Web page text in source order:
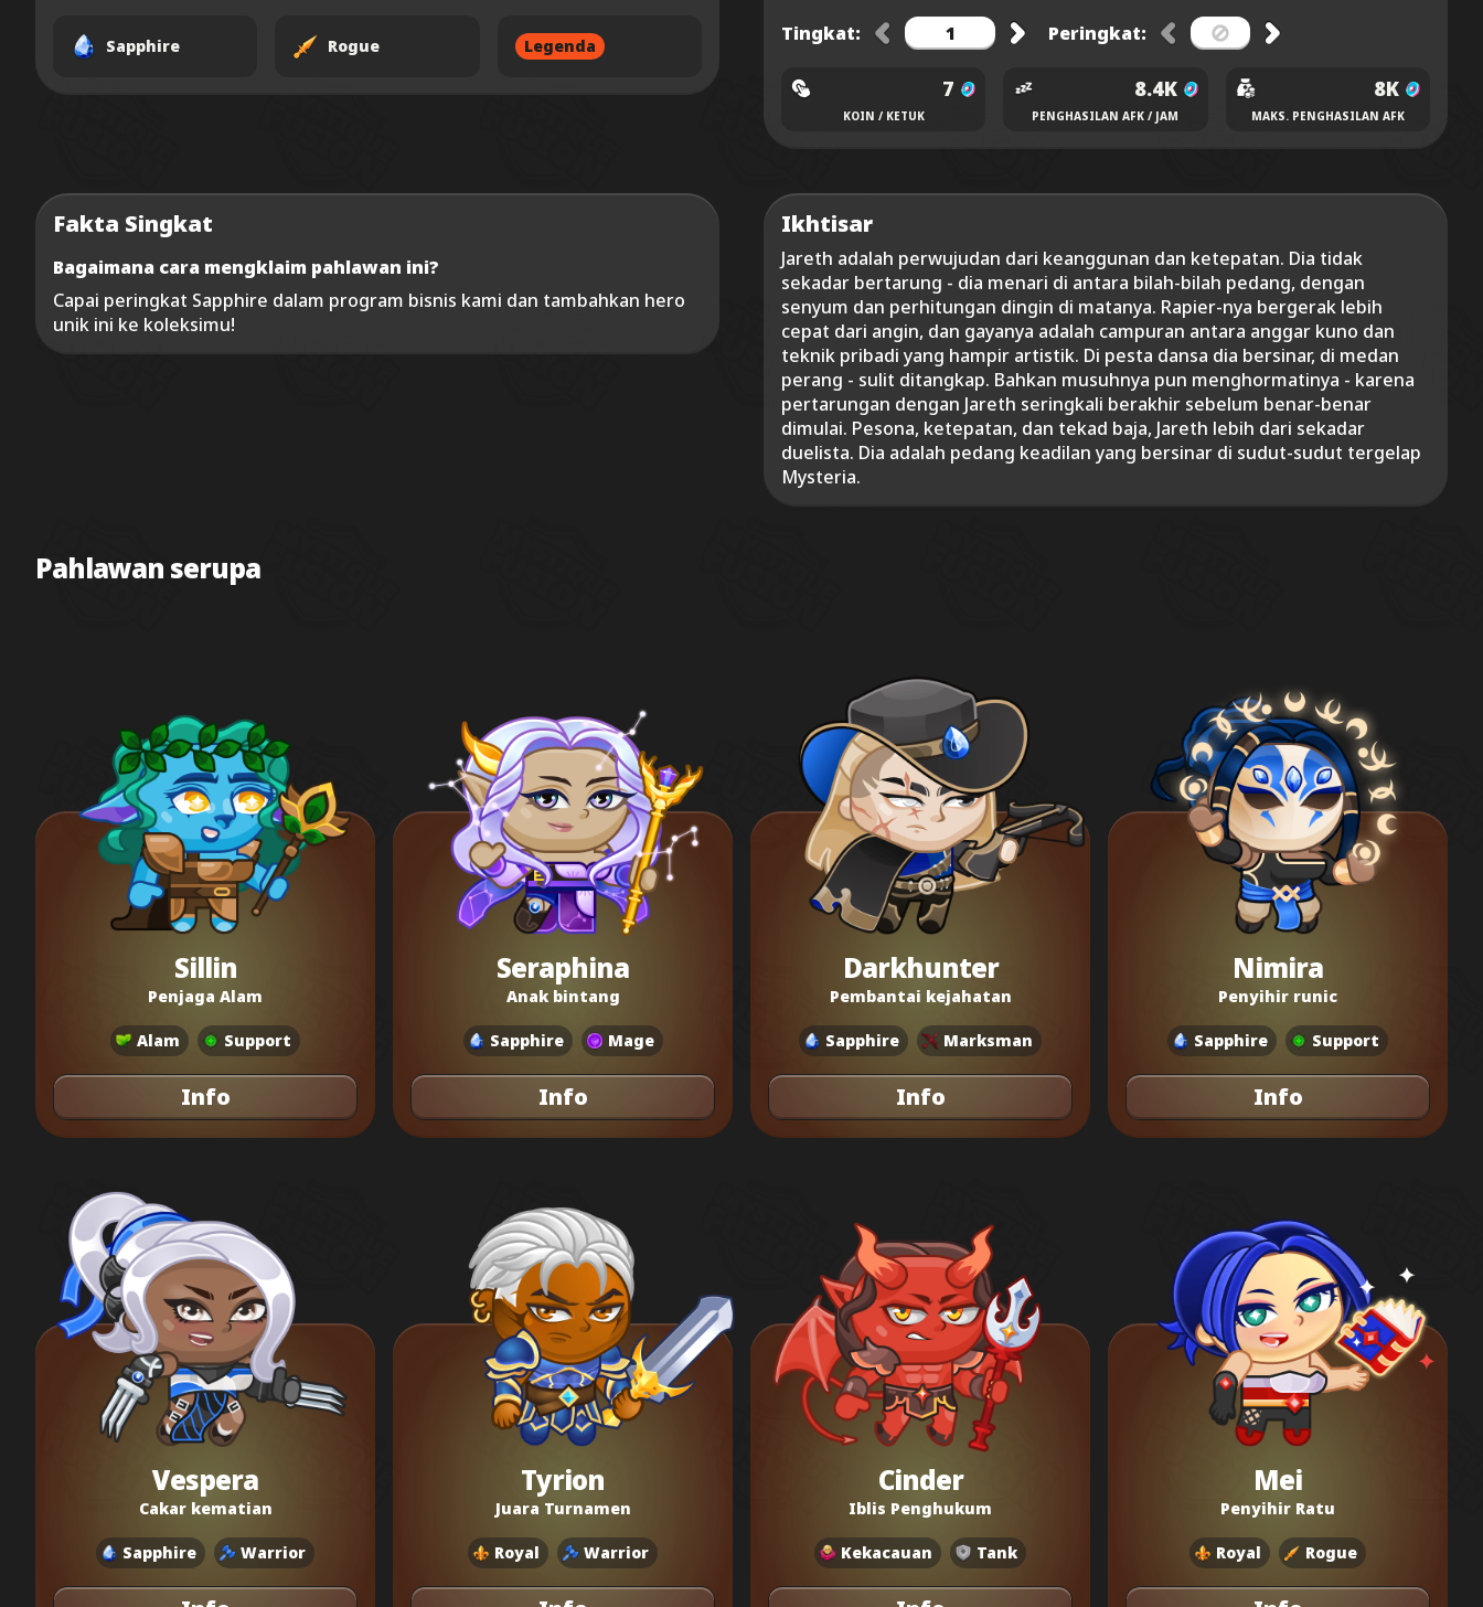
Sapphire Rogue Legenda
Tingkat: Peringkat:
7
KOIN / KETUK
8.4K
PENGHASILAN AFK / JAM
8K
MAKS. PENGHASILAN AFK
Fakta Singkat
Bagaimana cara mengklaim pahlawan ini?
Capai peringkat Sapphire dalam program bisnis kami dan tambahkan hero
unik ini ke koleksimu!
Ikhtisar
Jareth adalah perwujudan dari keanggunan dan ketepatan. Dia tidak
sekadar bertarung - dia menari di antara bilah-bilah pedang, dengan
senyum dan perhitungan dingin di matanya. Rapier-nya bergerak lebih
cepat dari angin, dan gayanya adalah campuran antara anggar kuno dan
teknik pribadi yang hampir artistik. Di pesta dansa dia bersinar, di medan
perang - sulit ditangkap. Bahkan musuhnya pun menghormatinya - karena
pertarungan dengan Jareth seringkali berakhir sebelum benar-benar
dimulai. Pesona, ketepatan, dan tekad baja, Jareth lebih dari sekadar
duelista. Dia adalah pedang keadilan yang bersinar di sudut-sudut tergelap
Mysteria.
Pahlawan serupa
Sillin
Penjaga Alam
Alam Support
Info
Seraphina
Anak bintang
Sapphire Mage
Info
Darkhunter
Pembantai kejahatan
Sapphire Marksman
Info
Nimira
Penyihir runic
Sapphire Support
Info
Vespera
Cakar kematian
Sapphire Warrior
Tyrion
Juara Turnamen
Royal Warrior
Cinder
Iblis Penghukum
Kekacauan Tank
Mei
Penyihir Ratu
Royal Rogue